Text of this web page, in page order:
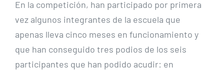
En la competición, han participado por primera
vez algunos integrantes de la escuela que
apenas lleva cinco meses en funcionamiento y
que han conseguido tres podios de los seis
participantes que han podido acudir: en